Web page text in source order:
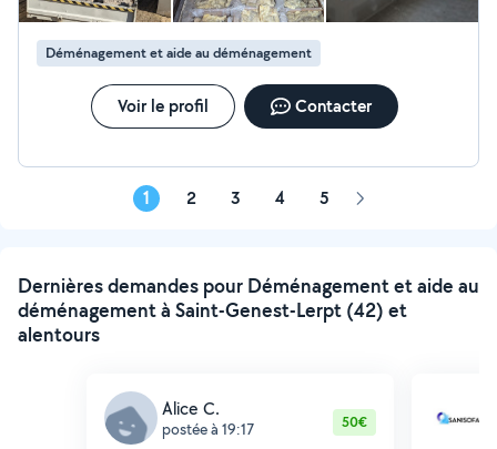
Déménagement et aide au déménagement
Voir le profil Contacter
1 2 3 4 5 Page
Dernières demandes pour Déménagement et aide au
déménagement à Saint-Genest-Lerpt (42) et
alentours
Alice C.
postée à 19:17 50€